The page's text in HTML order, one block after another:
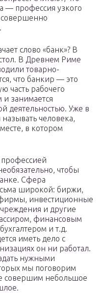
— профессия узкого
слово «банк»? В
В Древнем Риме
товарно-
что банкир — это
часть рабочего
и занимается
деятельностью. Уже в
человека,
в котором
профессией
чтобы
Сфера
широкой: биржи,
инвестиционные
и другие
финансовым
и т.д.
иметь дело с
он ни работал.
нужными
мы поговорим
совершим небольшое